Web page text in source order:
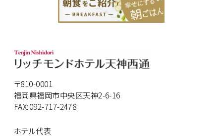
〒810-0001
福岡県福岡市中央区天神2-6-16
FAX:092-717-2478
ホテル代表